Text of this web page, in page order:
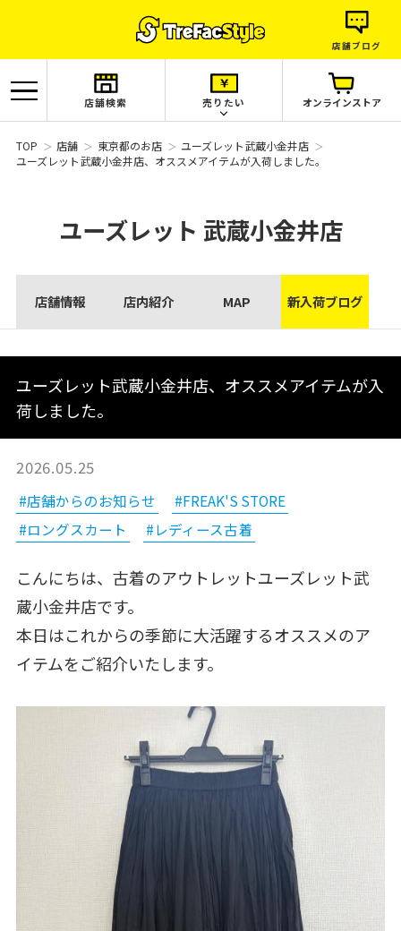
店舗ブログ
店舗検索 売りたい オンラインストア
TOP 店舗 東京都のお店
ユーズレット武蔵小金井店
ユーズレット武蔵小金井店、オススメアイテムが入荷しました。
ユーズレット 武蔵小金井店
店舗情報 店内紹介 MAP 新入荷ブログ
ユーズレット武蔵小金井店、オススメアイテムが入
荷しました。
2026.05.25
#店舗からのお知らせ
#FREAK'S STORE
#ロングスカート
#レディース古着
こんにちは、古着のアウトレットユーズレット武
蔵小金井店です。
本日はこれからの季節に大活躍するオススメのア
イテムをご紹介いたします。